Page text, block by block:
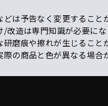
は予告なく変更すること
造は専門知識が必要に
磨痕や擦れが生じること
の商品と色が異なる場合